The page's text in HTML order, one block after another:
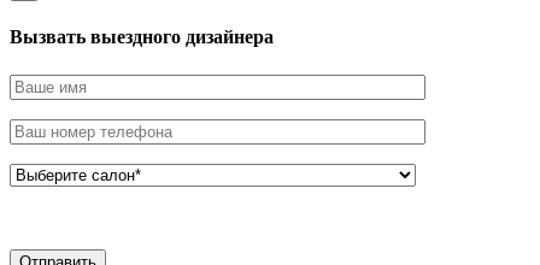
Вызвать выездного дизайнера